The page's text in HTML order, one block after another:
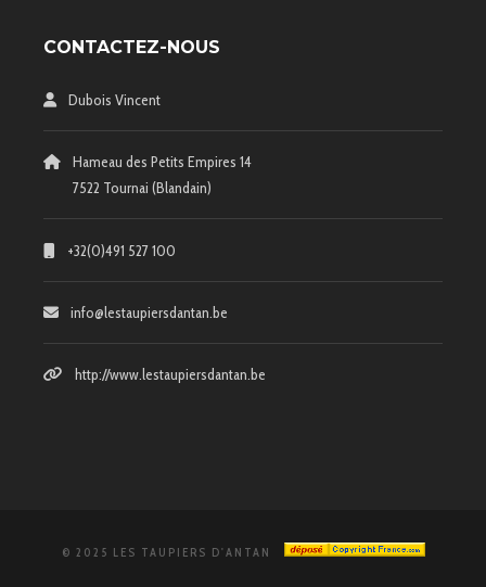
CONTACTEZ-NOUS
Dubois Vincent
Hameau des Petits Empires 14
7522 Tournai (Blandain)
+32(0)491 527 100
info@lestaupiersdantan.be
http://www.lestaupiersdantan.be
© 2025 LES TAUPIERS D'ANTAN